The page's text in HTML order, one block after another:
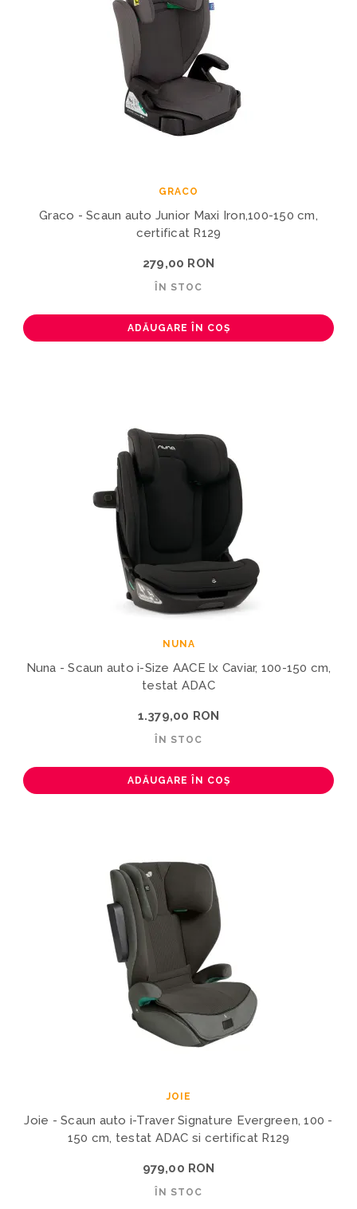
GRACO
Graco - Scaun auto Junior Maxi Iron,100-150 cm,
certificat R129
279,00 RON
ÎN STOC
ADĂUGARE ÎN COȘ
NUNA
Nuna - Scaun auto i-Size AACE lx Caviar, 100-150 cm,
testat ADAC
1.379,00 RON
ÎN STOC
ADĂUGARE ÎN COȘ
JOIE
Joie - Scaun auto i-Traver Signature Evergreen, 100 -
150 cm, testat ADAC si certificat R129
979,00 RON
ÎN STOC